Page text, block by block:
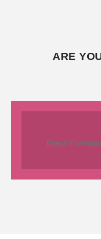
ARE
Erreur :